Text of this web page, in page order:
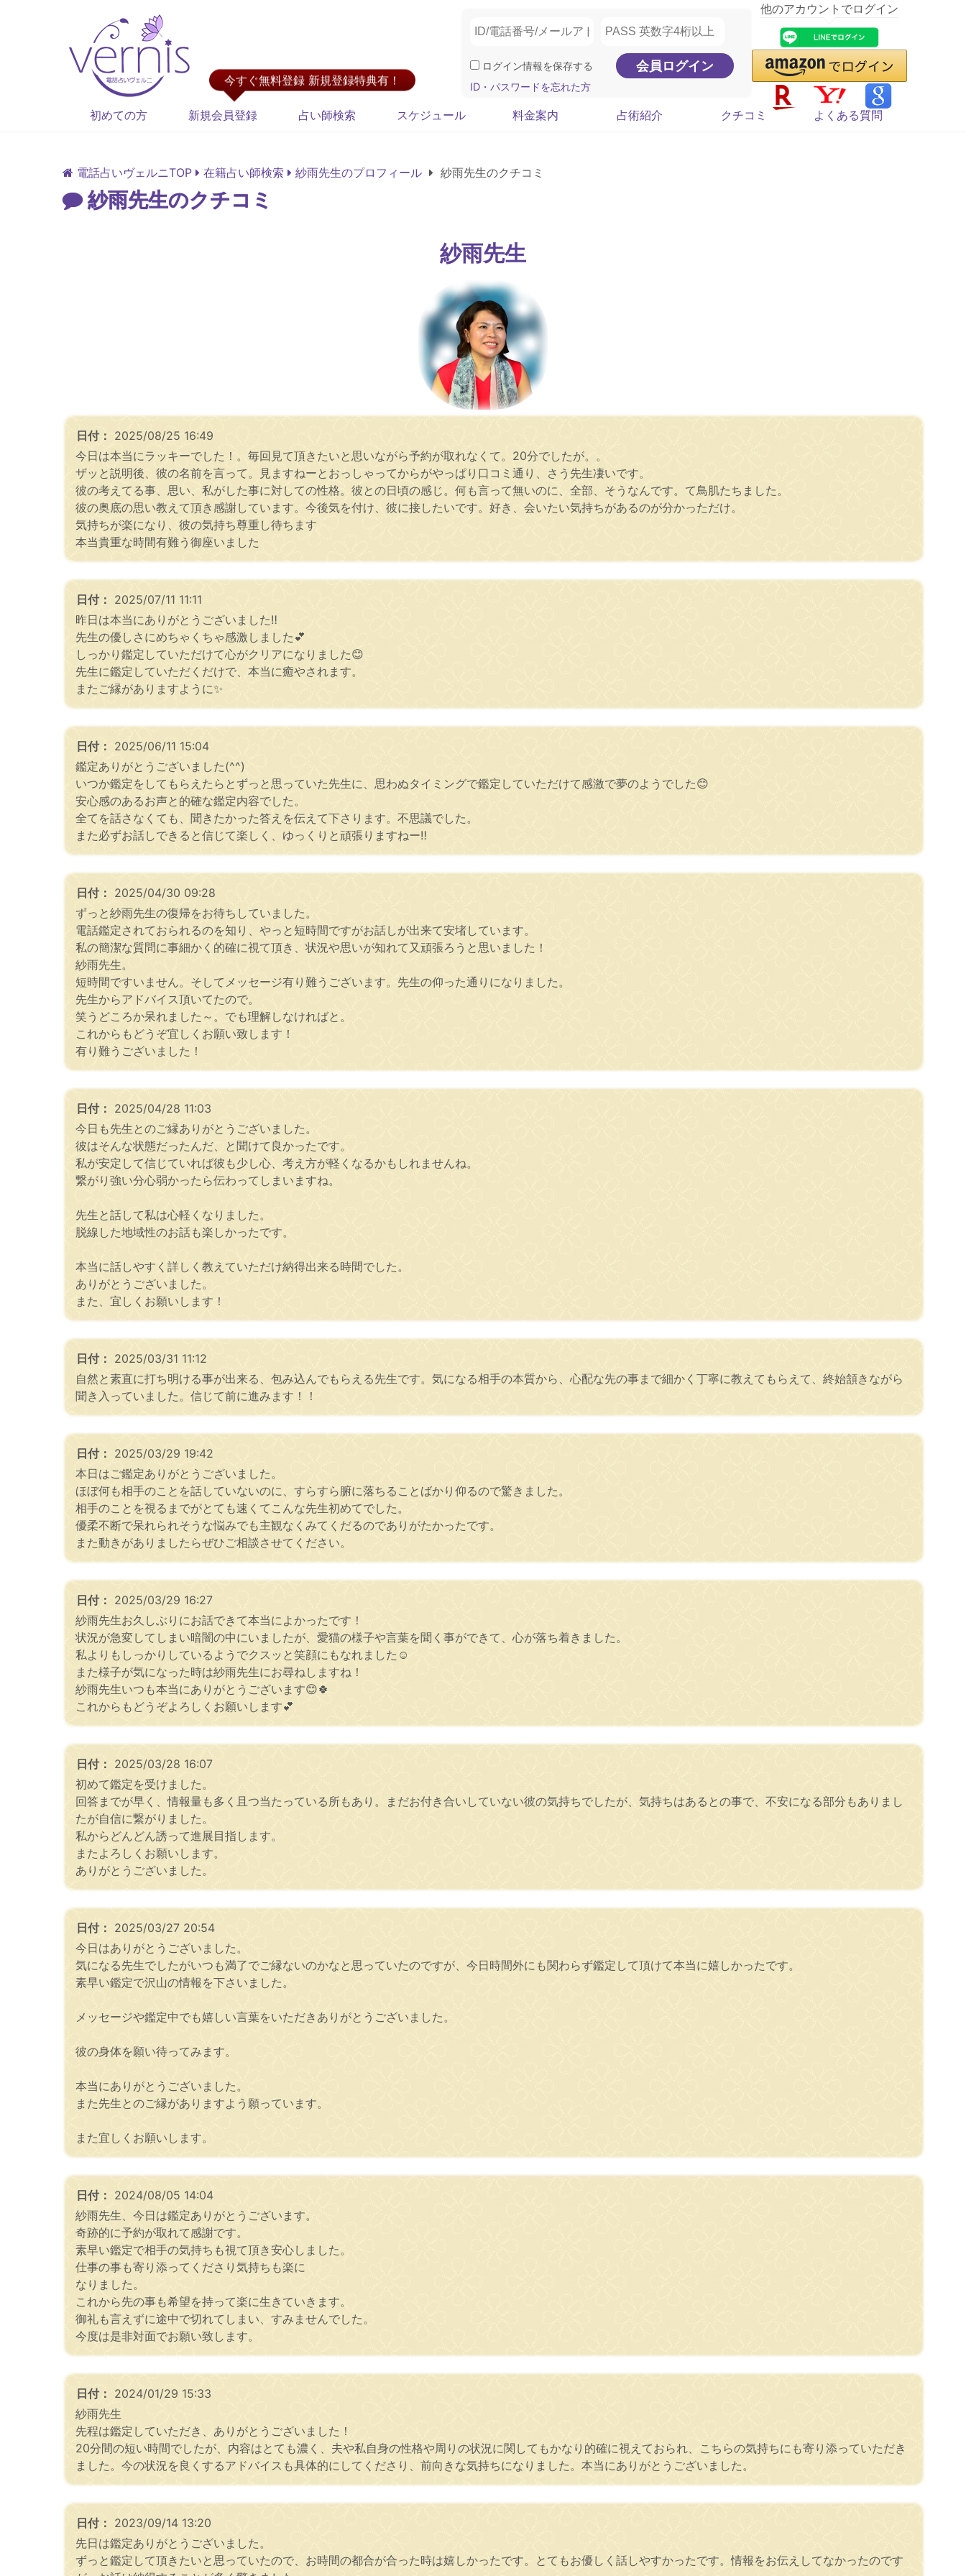
今すぐ無料登録 新規登録特典有！
ログイン情報を保存する
ID・パスワードを忘れた方
他のアカウントでログイン
初めての方 新規会員登録 占い師検索 スケジュール 料金案内 占術紹介 クチコミ よくある質問
電話占いヴェルニTOP 在籍占い師検索 紗雨先生のプロフィール 紗雨先生のクチコミ
紗雨先生のクチコミ
紗雨先生
日付： 2025/08/25 16:49
今日は本当にラッキーでした！。毎回見て頂きたいと思いながら予約が取れなくて。20分でしたが。。
ザッと説明後、彼の名前を言って。見ますねーとおっしゃってからがやっぱり口コミ通り、さう先生凄いです。
彼の考えてる事、思い、私がした事に対しての性格。彼との日頃の感じ。何も言って無いのに、全部、そうなんです。て鳥肌たちました。
彼の奥底の思い教えて頂き感謝しています。今後気を付け、彼に接したいです。好き、会いたい気持ちがあるのが分かっただけ。
気持ちが楽になり、彼の気持ち尊重し待ちます
本当貴重な時間有難う御座いました
日付： 2025/07/11 11:11
昨日は本当にありがとうございました‼️
先生の優しさにめちゃくちゃ感激しました💕
しっかり鑑定していただけて心がクリアになりました😊
先生に鑑定していただくだけで、本当に癒やされます。
またご縁がありますように✨
日付： 2025/06/11 15:04
鑑定ありがとうございました(^^)
いつか鑑定をしてもらえたらとずっと思っていた先生に、思わぬタイミングで鑑定していただけて感激で夢のようでした😊
安心感のあるお声と的確な鑑定内容でした。
全てを話さなくても、聞きたかった答えを伝えて下さります。不思議でした。
また必ずお話しできると信じて楽しく、ゆっくりと頑張りますねー‼️
日付： 2025/04/30 09:28
ずっと紗雨先生の復帰をお待ちしていました。
電話鑑定されておられるのを知り、やっと短時間ですがお話しが出来て安堵しています。
私の簡潔な質問に事細かく的確に視て頂き、状況や思いが知れて又頑張ろうと思いました！
紗雨先生。
短時間ですいません。そしてメッセージ有り難うございます。先生の仰った通りになりました。
先生からアドバイス頂いてたので。
笑うどころか呆れました～。でも理解しなければと。
これからもどうぞ宜しくお願い致します！
有り難うございました！
日付： 2025/04/28 11:03
今日も先生とのご縁ありがとうございました。
彼はそんな状態だったんだ、と聞けて良かったです。
私が安定して信じていれば彼も少し心、考え方が軽くなるかもしれませんね。
繋がり強い分心弱かったら伝わってしまいますね。
先生と話して私は心軽くなりました。
脱線した地域性のお話も楽しかったです。
本当に話しやすく詳しく教えていただけ納得出来る時間でした。
ありがとうございました。
また、宜しくお願いします！
日付： 2025/03/31 11:12
自然と素直に打ち明ける事が出来る、包み込んでもらえる先生です。気になる相手の本質から、心配な先の事まで細かく丁寧に教えてもらえて、終始頷きながら
聞き入っていました。信じて前に進みます！！
日付： 2025/03/29 19:42
本日はご鑑定ありがとうございました。
ほぼ何も相手のことを話していないのに、すらすら腑に落ちることばかり仰るので驚きました。
相手のことを視るまでがとても速くてこんな先生初めてでした。
優柔不断で呆れられそうな悩みでも主観なくみてくだるのでありがたかったです。
また動きがありましたらぜひご相談させてください。
日付： 2025/03/29 16:27
紗雨先生お久しぶりにお話できて本当によかったです！
状況が急変してしまい暗闇の中にいましたが、愛猫の様子や言葉を聞く事ができて、心が落ち着きました。
私よりもしっかりしているようでクスッと笑顔にもなれました☺️
また様子が気になった時は紗雨先生にお尋ねしますね！
紗雨先生いつも本当にありがとうございます😊🍀
これからもどうぞよろしくお願いします💕
日付： 2025/03/28 16:07
初めて鑑定を受けました。
回答までが早く、情報量も多く且つ当たっている所もあり。まだお付き合いしていない彼の気持ちでしたが、気持ちはあるとの事で、不安になる部分もありまし
たが自信に繋がりました。
私からどんどん誘って進展目指します。
またよろしくお願いします。
ありがとうございました。
日付： 2025/03/27 20:54
今日はありがとうございました。
気になる先生でしたがいつも満了でご縁ないのかなと思っていたのですが、今日時間外にも関わらず鑑定して頂けて本当に嬉しかったです。
素早い鑑定で沢山の情報を下さいました。
メッセージや鑑定中でも嬉しい言葉をいただきありがとうございました。
彼の身体を願い待ってみます。
本当にありがとうございました。
また先生とのご縁がありますよう願っています。
また宜しくお願いします。
日付： 2024/08/05 14:04
紗雨先生、今日は鑑定ありがとうございます。
奇跡的に予約が取れて感謝です。
素早い鑑定で相手の気持ちも視て頂き安心しました。
仕事の事も寄り添ってくださり気持ちも楽に
なりました。
これから先の事も希望を持って楽に生きていきます。
御礼も言えずに途中で切れてしまい、すみませんでした。
今度は是非対面でお願い致します。
日付： 2024/01/29 15:33
紗雨先生
先程は鑑定していただき、ありがとうございました！
20分間の短い時間でしたが、内容はとても濃く、夫や私自身の性格や周りの状況に関してもかなり的確に視えておられ、こちらの気持ちにも寄り添っていただき
ました。今の状況を良くするアドバイスも具体的にしてくださり、前向きな気持ちになりました。本当にありがとうございました。
日付： 2023/09/14 13:20
先日は鑑定ありがとうございました。
ずっと鑑定して頂きたいと思っていたので、お時間の都合が合った時は嬉しかったです。とてもお優しく話しやすかったです。情報をお伝えしてなかったのです